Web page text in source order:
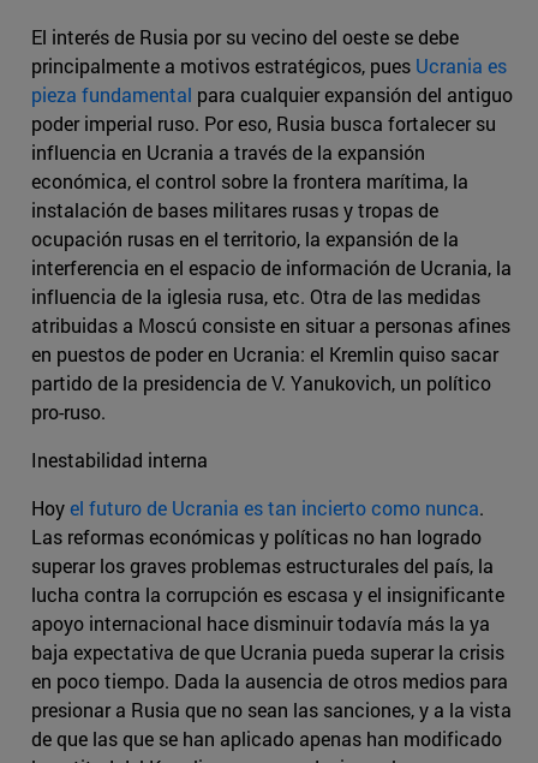
El interés de Rusia por su vecino del oeste se debe
principalmente a motivos estratégicos, pues Ucrania es
pieza fundamental para cualquier expansión del antiguo
poder imperial ruso. Por eso, Rusia busca fortalecer su
influencia en Ucrania a través de la expansión
económica, el control sobre la frontera marítima, la
instalación de bases militares rusas y tropas de
ocupación rusas en el territorio, la expansión de la
interferencia en el espacio de información de Ucrania, la
influencia de la iglesia rusa, etc. Otra de las medidas
atribuidas a Moscú consiste en situar a personas afines
en puestos de poder en Ucrania: el Kremlin quiso sacar
partido de la presidencia de V. Yanukovich, un político
pro-ruso.
Inestabilidad interna
Hoyel futuro de Ucrania es tan incierto como nunca.
Las reformas económicas y políticas no han logrado
superar los graves problemas estructurales del país, la
lucha contra la corrupción es escasa y el insignificante
apoyo internacional hace disminuir todavía más la ya
baja expectativa de que Ucrania pueda superar la crisis
en poco tiempo. Dada la ausencia de otros medios para
presionar a Rusia que no sean las sanciones, y a la vista
de que las que se han aplicado apenas han modificado